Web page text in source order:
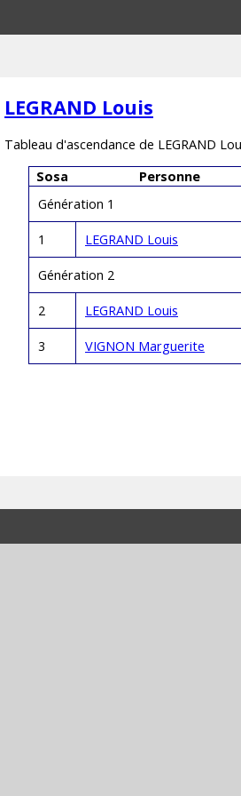
LEGRAND Louis
Tableau d'ascendance de LEGRAND
Sosa
Personne
Génération 1
1 LEGRAND Louis
Génération 2
2 LEGRAND Louis
3 VIGNON Marguerite